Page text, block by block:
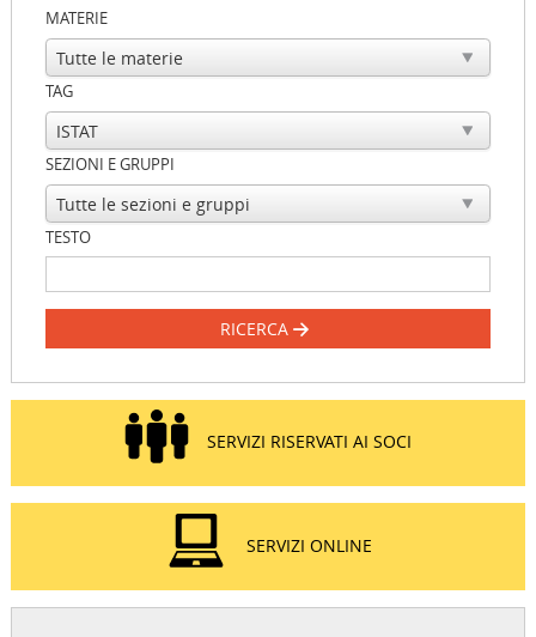
MATERIE
TAG
SEZIONI E GRUPPI
TESTO
RICERCA
SERVIZI RISERVATI AI SOCI
SERVIZI ONLINE